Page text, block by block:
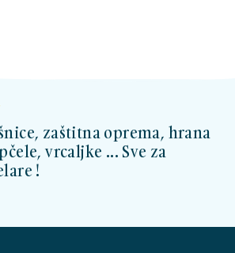
zaštitna oprema, hrana
vrcaljke ... Sve za
!